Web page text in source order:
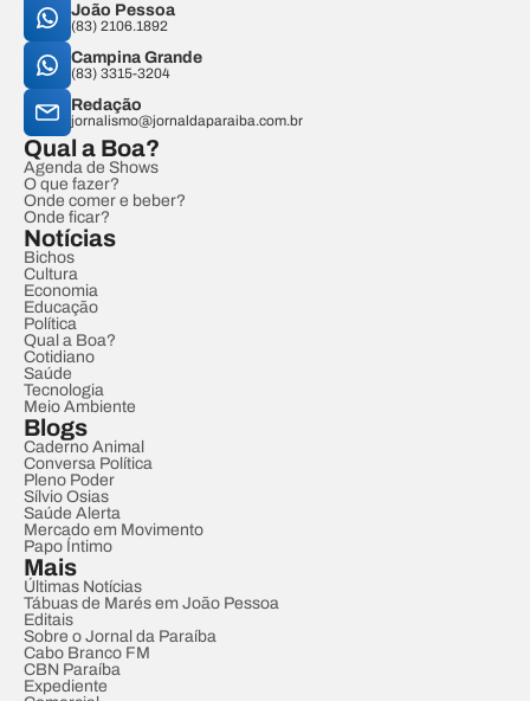
João Pessoa
(83) 2106.1892
Campina Grande
(83) 3315-3204
Redação
jornalismo@jornaldaparaiba.com.br
Qual a Boa?
Agenda de Shows
O que fazer?
Onde comer e beber?
Onde ficar?
Notícias
Bichos
Cultura
Economia
Educação
Política
Qual a Boa?
Cotidiano
Saúde
Tecnologia
Meio Ambiente
Blogs
Caderno Animal
Conversa Política
Pleno Poder
Sílvio Osias
Saúde Alerta
Mercado em Movimento
Papo Íntimo
Mais
Últimas Notícias
Tábuas de Marés em João Pessoa
Editais
Sobre o Jornal da Paraíba
Cabo Branco FM
CBN Paraíba
Expediente